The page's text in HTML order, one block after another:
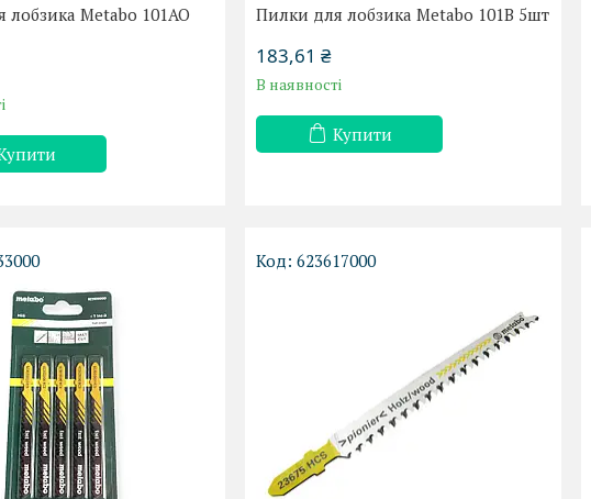
Metabo 101AO
Пилки для лобзика Metabo 101B 5шт
183,61 ₴
В наявності
Купити
623617000